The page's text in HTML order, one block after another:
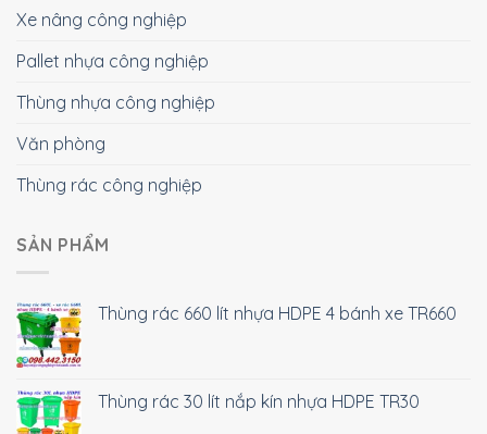
Xe nâng công nghiệp
Pallet nhựa công nghiệp
Thùng nhựa công nghiệp
Văn phòng
Thùng rác công nghiệp
SẢN PHẨM
Thùng rác 660 lít nhựa HDPE 4 bánh xe TR660
Thùng rác 30 lít nắp kín nhựa HDPE TR30